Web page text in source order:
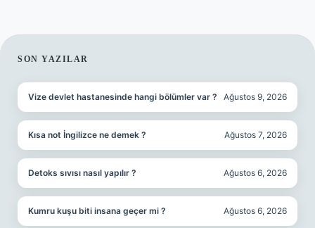
SIDEBAR
SON YAZILAR
Vize devlet hastanesinde hangi bölümler var ? Ağustos 9, 2026
Kısa not İngilizce ne demek ? Ağustos 7, 2026
Detoks sıvısı nasıl yapılır ? Ağustos 6, 2026
Kumru kuşu biti insana geçer mi ? Ağustos 6, 2026